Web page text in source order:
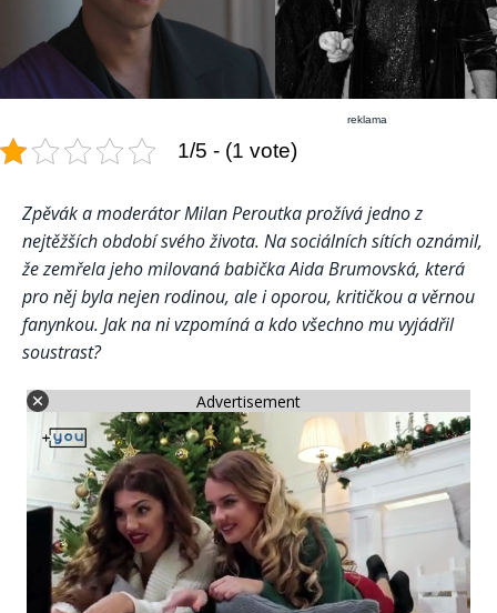
reklama
1/5 - (1 vote)
Zpěvák a moderátor Milan Peroutka prožívá jedno z
nejtěžších období svého života. Na sociálních sítích oznámil,
že zemřela jeho milovaná babička Aida Brumovská, která
pro něj byla nejen rodinou, ale i oporou, kritičkou a věrnou
fanynkou. Jak na ni vzpomíná a kdo všechno mu vyjádřil
soustrast?
Advertisement